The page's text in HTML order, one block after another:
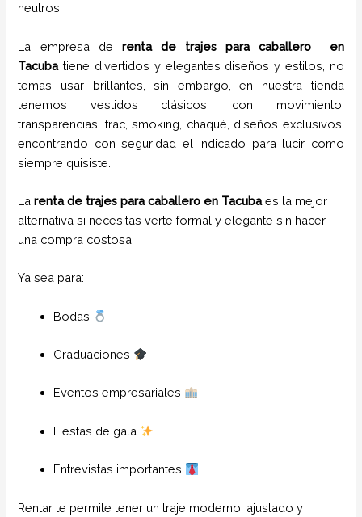
neutros.
La empresa de renta de trajes para caballero
en
Tacuba tiene divertidos y elegantes diseños y estilos,
no
temas usar brillantes, sin embargo, en nuestra tienda
tenemos vestidos clásicos, con movimiento,
transparencias, frac, smoking, chaqué, diseños exclusivos,
encontrando con seguridad el indicado para lucir como
siempre quisiste.
Larenta de trajes para caballero en Tacubaes la mejor
alternativa si necesitas verte formal y elegante sin hacer
una compra costosa.
Ya sea para:
Bodas
Graduaciones
Eventos empresariales
Fiestas de gala
Entrevistas importantes
Rentar te permite tener un traje moderno, ajustado y